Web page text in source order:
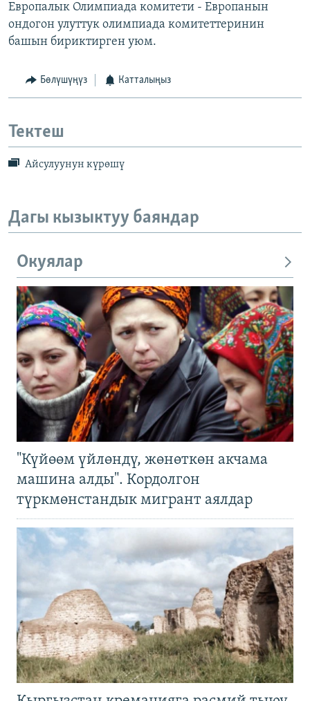
Европалык Олимпиада комитети - Европанын
ондогон улуттук олимпиада комитеттеринин
башын бириктирген уюм.
Бөлүшүңүз Катталыңыз
Тектеш
Айсулуунун күрөшү
Дагы кызыктуу баяндар
Окуялар
"Күйөөм үйлөндү, жөнөткөн акчама
машина алды". Кордолгон
түркмөнстандык мигрант аялдар